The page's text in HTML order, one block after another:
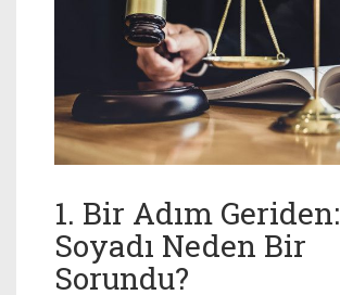
1. Bir Adım Geriden:
Soyadı Neden Bir
Sorundu?